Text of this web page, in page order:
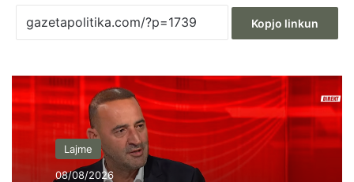
Kopjo linkun
Lajme
08/08/2026